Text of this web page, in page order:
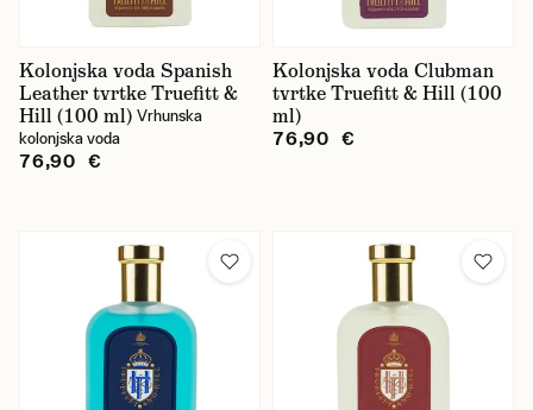
Kolonjska voda Spanish
Leather tvrtke Truefitt &
Hill (100 ml) Vrhunska
kolonjska voda
76,90 €
Kolonjska voda Clubman
tvrtke Truefitt & Hill (100
ml)
76,90 €